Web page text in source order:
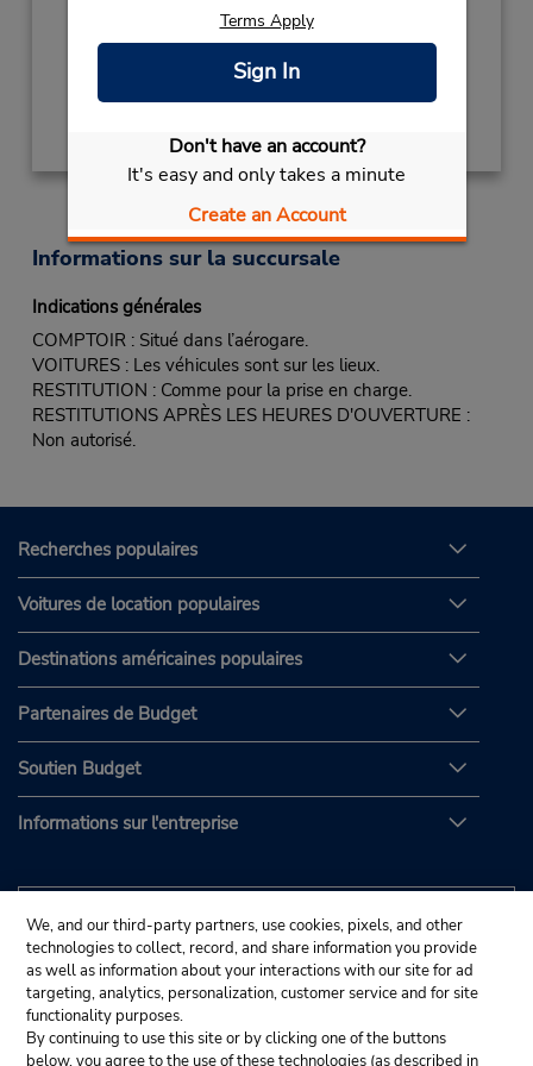
Terms Apply
Sign In
Don't have an account?
It's easy and only takes a minute
Create an Account
Sun - Sat 8:00 AM - 6:00 PM
Free pickup service available
Obtenir un itinéraire
Informations sur la succursale
Indications générales
COMPTOIR : Situé dans l’aérogare.
VOITURES : Les véhicules sont sur les lieux.
RESTITUTION : Comme pour la prise en charge.
RESTITUTIONS APRÈS LES HEURES D'OUVERTURE :
Non autorisé.
Recherches populaires
Voitures de location populaires
Destinations américaines populaires
Partenaires de Budget
Soutien Budget
Informations sur l'entreprise
We, and our third-party partners, use cookies, pixels, and other
technologies to collect, record, and share information you provide
as well as information about your interactions with our site for ad
targeting, analytics, personalization, customer service and for site
functionality purposes.
By continuing to use this site or by clicking one of the buttons
below, you agree to the use of these technologies (as described in